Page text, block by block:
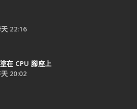
天 22:16
在 CPU 腳座上
20:02